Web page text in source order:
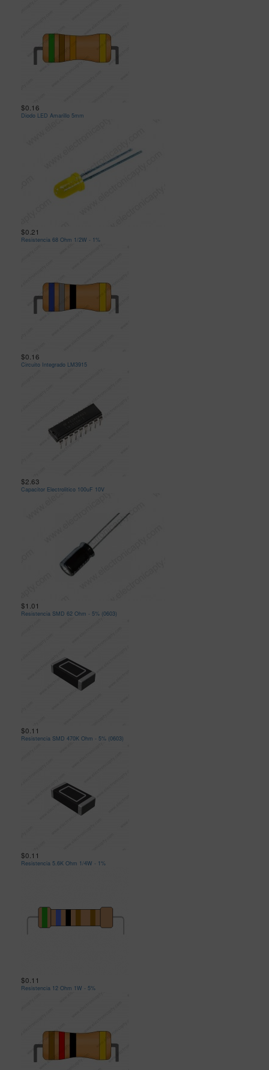
$0.16
Diodo LED Amarillo 5mm
$0.21
Resistencia 68 Ohm 1/2W - 1%
$0.16
Circuito Integrado LM3915
$2.63
Capacitor Electrolitico 100uF 10V
$1.01
Resistencia SMD 62 Ohm - 5% (0603)
$0.11
Resistencia SMD 470K Ohm - 5% (0603)
$0.11
Resistencia 5.6K Ohm 1/4W - 1%
$0.11
Resistencia 12 Ohm 1W - 5%